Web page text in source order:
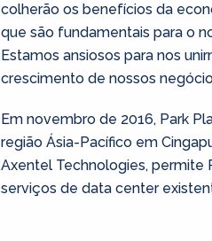
colherão os benefícios da
que são fundamentais para o
Estamos ansiosos para nos
crescimento de nossos
Em novembro de 2016, Park
região Ásia-Pacífico em
Axentel Technologies, permite
serviços de data center